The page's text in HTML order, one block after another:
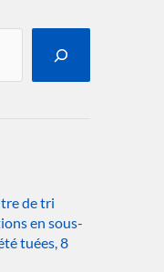
de tri
en sous-
tuées, 8